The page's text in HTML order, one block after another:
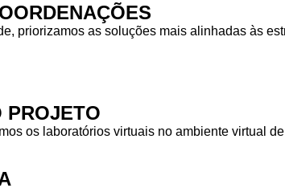
priorizamos as soluções mais alinhadas às
PROJETO
os laboratórios virtuais no ambiente virtual